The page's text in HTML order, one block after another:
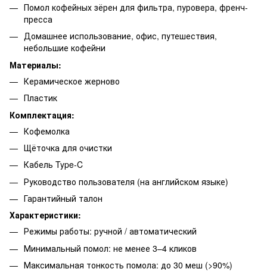
Помол кофейных зёрен для фильтра, пуровера, френч-
пресса
Домашнее использование, офис, путешествия,
небольшие кофейни
Материалы:
Керамическое жерново
Пластик
Комплектация:
Кофемолка
Щёточка для очистки
Кабель Type-C
Руководство пользователя (на английском языке)
Гарантийный талон
Характеристики:
Режимы работы: ручной / автоматический
Минимальный помол: не менее 3–4 кликов
Максимальная тонкость помола: до 30 меш (>90%)